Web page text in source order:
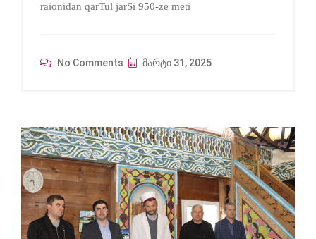
raionidan qarTul jarSi 950-ze meti
No Comments მარტი 31, 2025